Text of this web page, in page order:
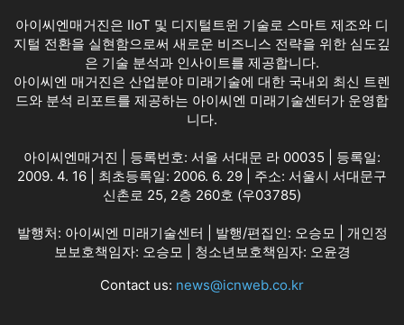
아이씨엔매거진은 IIoT 및 디지털트윈 기술로 스마트 제조와 디
지털 전환을 실현함으로써 새로운 비즈니스 전략을 위한 심도깊
은 기술 분석과 인사이트를 제공합니다.
아이씨엔 매거진은 산업분야 미래기술에 대한 국내외 최신 트렌
드와 분석 리포트를 제공하는 아이씨엔 미래기술센터가 운영합
니다.
아이씨엔매거진 | 등록번호: 서울 서대문 라 00035 | 등록일:
2009. 4. 16 | 최초등록일: 2006. 6. 29 | 주소: 서울시 서대문구
신촌로 25, 2층 260호 (우03785)
발행처: 아이씨엔 미래기술센터 | 발행/편집인: 오승모 | 개인정
보보호책임자: 오승모 | 청소년보호책임자: 오윤경
Contact us: news@icnweb.co.kr